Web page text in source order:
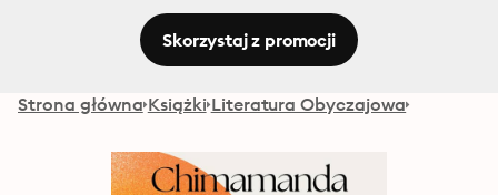
Skorzystaj z promocji
Strona główna Książki Literatura Obyczajowa